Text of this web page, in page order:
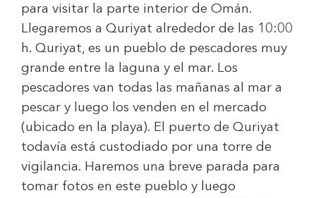
para visitar la parte interior de Omán.
Llegaremos a Quriyat alrededor de las 10:00
h. Quriyat, es un pueblo de pescadores muy
grande entre la laguna y el mar. Los
pescadores van todas las mañanas al mar a
pescar y luego los venden en el mercado
(ubicado en la playa). El puerto de Quriyat
todavía está custodiado por una torre de
vigilancia. Haremos una breve parada para
tomar fotos en este pueblo y luego